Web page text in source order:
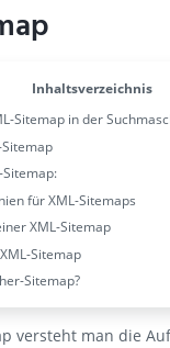
Inhaltsverzeichnis
Sitemap in der
für XML-Sitemaps
XML-Sitemap
Sitemap
Sitemap?
versteht man die